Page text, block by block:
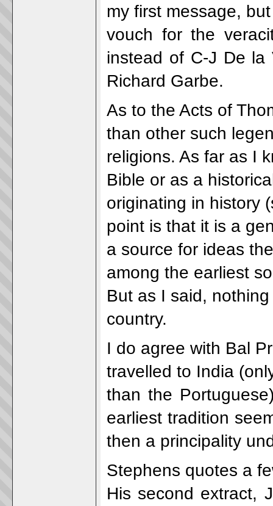
my first message,
vouch for the
instead of C-J De la
Richard Garbe.
As to the Acts of
than other such
religions. As far as I
Bible or as a
originating in history
point is that it is a
a source for ideas
among the earliest
But as I said,
country.
I do agree with Bal
travelled to India
than the
earliest tradition
then a principality
Stephens quotes a
His second extract,